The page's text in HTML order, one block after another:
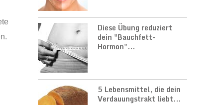
Diese Übung reduziert
dein "Bauchfett-
Hormon"...
5 Lebensmittel, die dein
Verdauungstrakt liebt...